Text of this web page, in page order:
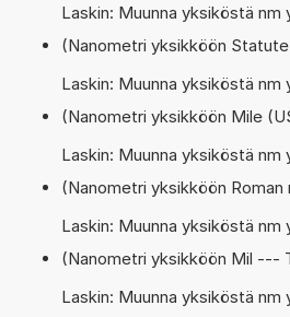
Laskin: Muunna yksiköstä
(Nanometri yksikköön
Laskin: Muunna yksiköstä nm
(Nanometri yksikköön Mile
Laskin: Muunna yksiköstä nm
(Nanometri yksikköön Roman
Laskin: Muunna yksiköstä
(Nanometri yksikköön Mil ---
Laskin: Muunna yksiköstä